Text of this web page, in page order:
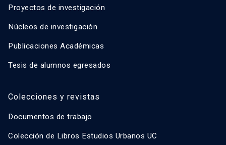
Proyectos de investigación
Núcleos de investigación
Publicaciones Académicas
Tesis de alumnos egresados
Colecciones y revistas
Documentos de trabajo
Colección de Libros Estudios Urbanos UC